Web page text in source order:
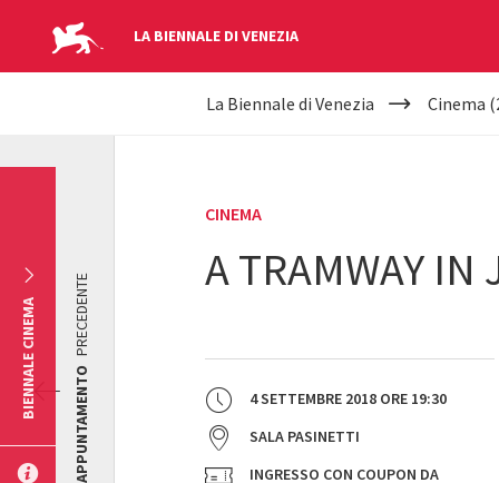
LA BIENNALE DI VENEZIA
YOUR
La Biennale di Venezia Cinema
CINEMA
A TRAMWAY IN
4 SETTEMBRE 2018 ORE 19:30
SALA PASINETTI
INGRESSO CON COUPON DA
APPUNTAMENTO
PRECEDENTE
BIENNALE CINEMA